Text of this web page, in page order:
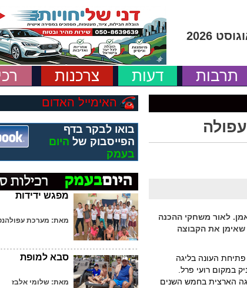
תרבות דעות צרכנות
לאור משחקי ההכנה
שאימן את הקבוצה
העונה בליגה
במקום רועי פרל.
הארצית בחמש השנים
האימייל האדום
בואו לבקר בדף
הפייסבוק של היום
בעמק
מפגש ידידות
מאת: מערכת
סבא למופת
מאת: שלומי אלבז